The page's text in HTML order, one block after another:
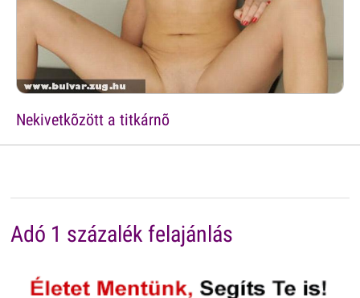
Nekivetkõzött a titkárnõ
Adó 1 százalék felajánlás